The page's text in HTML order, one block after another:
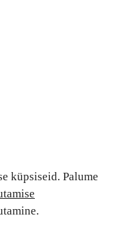
küpsiseid. Palume